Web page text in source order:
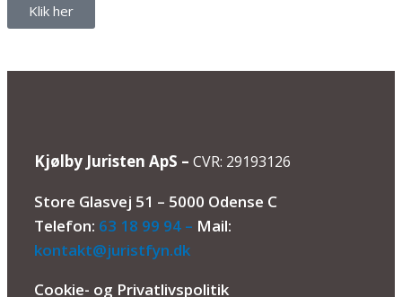
Klik her
Kjølby Juristen ApS – CVR: 29193126
Store Glasvej 51 – 5000 Odense C
Telefon: 63 18 99 94 – Mail:
kontakt@juristfyn.dk
Cookie- og Privatlivspolitik